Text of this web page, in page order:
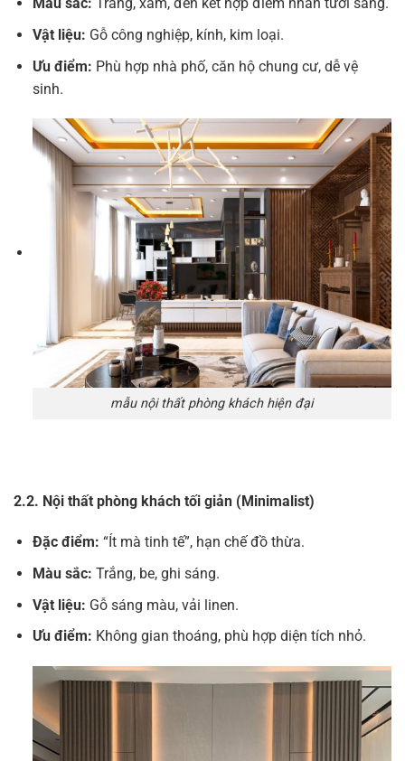
Màu sắc: Trắng, xám, đen kết hợp điểm nhấn tươi sáng.
Vật liệu: Gỗ công nghiệp, kính, kim loại.
Ưu điểm: Phù hợp nhà phố, căn hộ chung cư, dễ vệ
sinh.
mẫu nội thất phòng khách hiện đại
2.2. Nội thất phòng khách tối giản (Minimalist)
Đặc điểm: “Ít mà tinh tế”, hạn chế đồ thừa.
Màu sắc: Trắng, be, ghi sáng.
Vật liệu: Gỗ sáng màu, vải linen.
Ưu điểm: Không gian thoáng, phù hợp diện tích nhỏ.